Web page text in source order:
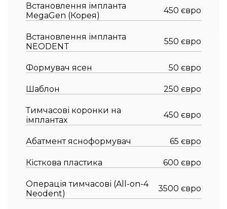
Встановлення імпланта
MegaGen (Корея)
450 євро
Встановлення імпланта
NEODENT
550 євро
Формувач ясен 50 євро
Шаблон 250 євро
Тимчасові коронки на
імплантах
450 євро
Абатмент ясноформувач 65 євро
Кісткова пластика 600 євро
Операція тимчасові (All-on-4
Neodent)
3500 євро